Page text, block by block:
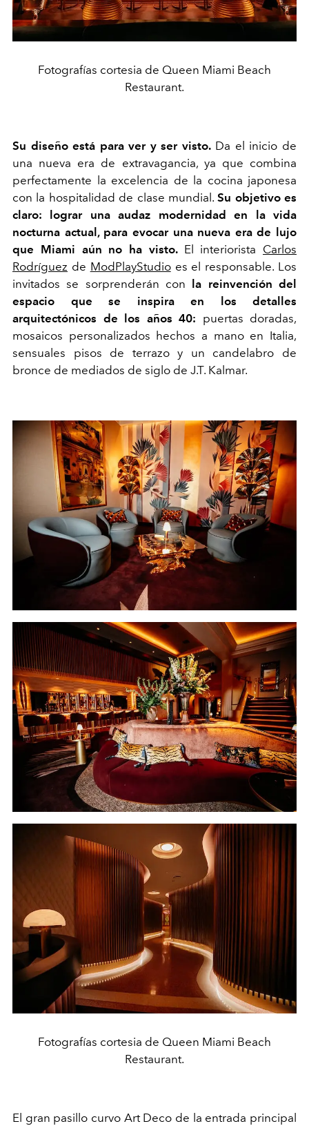
Fotografías cortesia de Queen Miami Beach
Restaurant.
Su diseño está para ver y ser visto.Da el inicio de
una nueva era de extravagancia, ya que combina
perfectamente la excelencia de la cocina japonesa
con la hospitalidad de clase mundial.Su objetivo es
claro: lograr una audaz modernidad en la vida
nocturna actual, para evocar una nueva era de lujo
que Miami aún no ha visto. El interiorista Carlos
Rodríguez de ModPlayStudioes el responsable. Los
invitados se sorprenderán con
la reinvención del
espacio que se inspira en los detalles
arquitectónicos de los años 40: puertas doradas,
mosaicos personalizados hechos a mano en Italia,
sensuales pisos de terrazo y un candelabro de
bronce de mediados de siglo de J.T. Kalmar.
Fotografías cortesia de Queen Miami Beach
Restaurant.
El gran pasillo curvo Art Deco de la entrada principal